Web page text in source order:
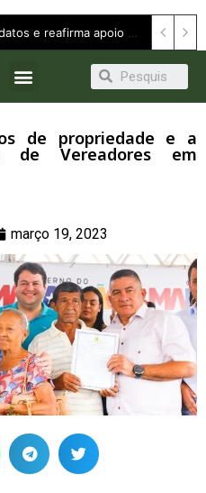
de propriedade e a
de Vereadores em
março 19, 2023